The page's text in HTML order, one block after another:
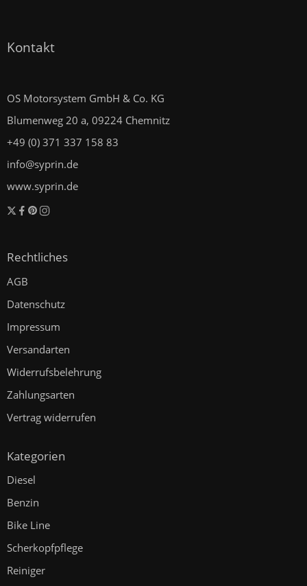
Kontakt
OS Motorsystem GmbH & Co. KG
Blumenweg 20 a, 09224 Chemnitz
+49 (0) 371 337 158 83
info@syprin.de
www.syprin.de
Rechtliches
AGB
Datenschutz
Impressum
Versandarten
Widerrufsbelehrung
Zahlungsarten
Vertrag widerrufen
Kategorien
Diesel
Benzin
Bike Line
Scherkopfpflege
Reiniger